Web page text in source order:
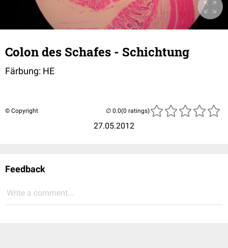
Colon des Schafes - Schichtung
Färbung: HE
© Copyright
27.05.2012
(0 ratings)
Feedback
Write a comment...